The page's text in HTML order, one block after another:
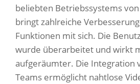
beliebten Betriebssystems
bringt zahlreiche
Funktionen mit sich. Die
wurde überarbeitet und wirkt
aufgeräumter. Die Integration
Teams ermöglicht nahtlose